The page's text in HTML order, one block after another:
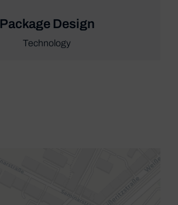
Package Design
Technology